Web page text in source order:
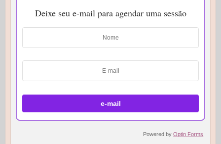
Deixe seu e-mail para agendar uma sessão
Powered byOptin Forms